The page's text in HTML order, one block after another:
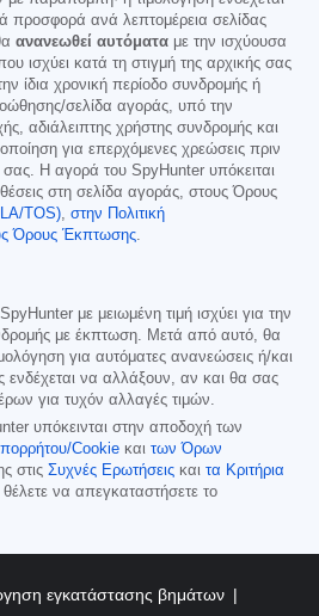
προσφορά ανά λεπτομέρεια σελίδας
ανανεωθεί αυτόματα με την ισχύουσα
ισχύει κατά τη στιγμή της αρχικής σας
ίδια χρονική περίοδο συνδρομής ή
σελίδα αγοράς, υπό την
αδιάλειπτης χρήστης συνδρομής και
για επερχόμενες χρεώσεις πριν
Η αγορά του SpyHunter υπόκειται
στη σελίδα αγοράς, στους Όρους
TOS), στην Πολιτική
Όρους Έκπτωσης.
με μειωμένη τιμή ισχύει για την
με έκπτωση. Μετά από αυτό, θα
για αυτόματες ανανεώσεις ή/και
ενδέχεται να αλλάξουν, αν και θα σας
για τυχόν αλλαγές τιμών.
υπόκεινται στην αποδοχή των
Cookie και των Όρων
στις Συχνές Ερωτήσεις και τα Κριτήρια
να απεγκαταστήσετε το
εγκατάστασης βημάτων